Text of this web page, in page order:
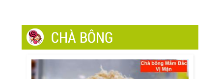
CHÀ BÔNG